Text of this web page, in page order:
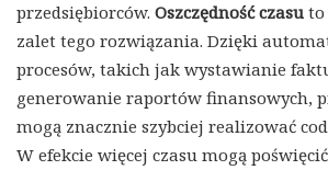
przedsiębiorców. Oszczędność czasu to
zalet tego rozwiązania. Dzięki
procesów, takich jak wystawianie
generowanie raportów finansowych,
mogą znacznie szybciej realizować
W efekcie więcej czasu mogą